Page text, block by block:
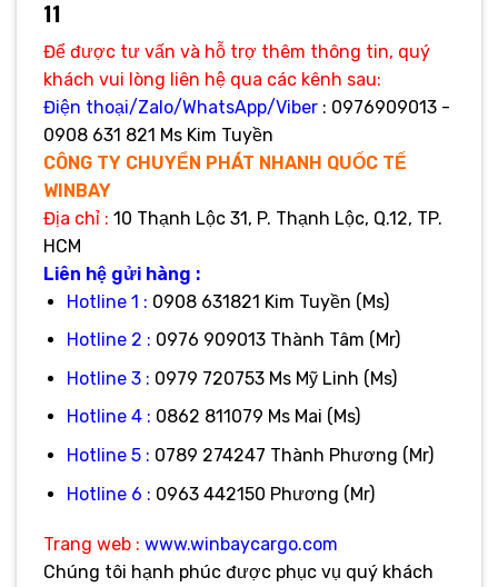
11
Để được tư vấn và hỗ trợ thêm thông tin, quý
khách vui lòng liên hệ qua các kênh sau:
Điện thoại/Zalo/WhatsApp/Viber : 0976909013 -
0908 631 821 Ms Kim Tuyền
CÔNG TY CHUYỂN PHÁT NHANH QUỐC TẾ
WINBAY
Địa chỉ : 10 Thạnh Lộc 31, P. Thạnh Lộc, Q.12, TP.
HCM
Liên hệ gửi hàng :
Hotline 1 : 0908 631821 Kim Tuyền (Ms)
Hotline 2 : 0976 909013 Thành Tâm (Mr)
Hotline 3 : 0979 720753 Ms Mỹ Linh (Ms)
Hotline 4 : 0862 811079 Ms Mai (Ms)
Hotline 5 : 0789 274247 Thành Phương (Mr)
Hotline 6 : 0963 442150 Phương (Mr)
Trang web : www.winbaycargo.com
Chúng tôi hạnh phúc được phục vụ quý khách